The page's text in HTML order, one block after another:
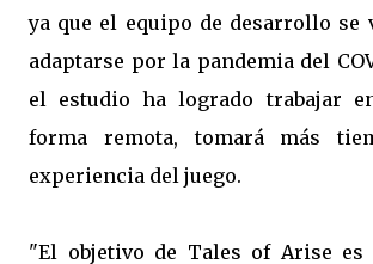
ya que el equipo de desarrollo se
adaptarse por la pandemia del
el estudio ha logrado trabajar
forma remota, tomará más
experiencia del juego.
"El objetivo de Tales of Arise es